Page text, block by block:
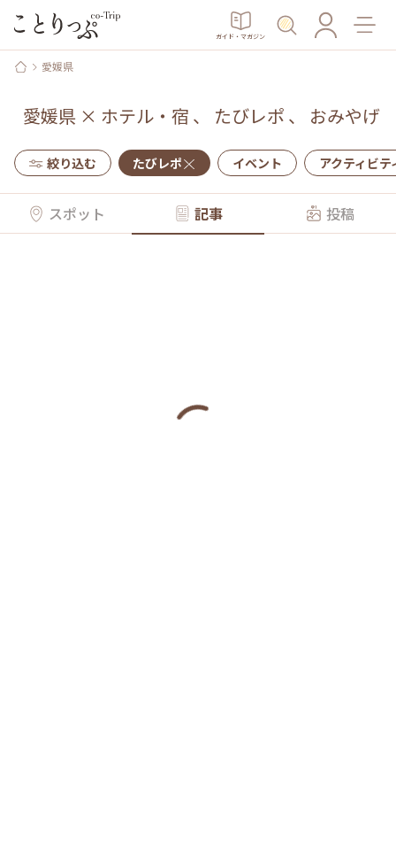
ガイド・マガジン
愛媛県
愛媛県 × ホテル・宿 、 たびレポ 、 おみやげ
絞り込む たびレポ イベント アクティビテ
スポット 記事 投稿